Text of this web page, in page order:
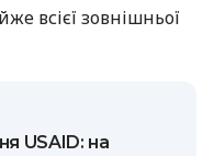
всієї зовнішньої
USAID: на